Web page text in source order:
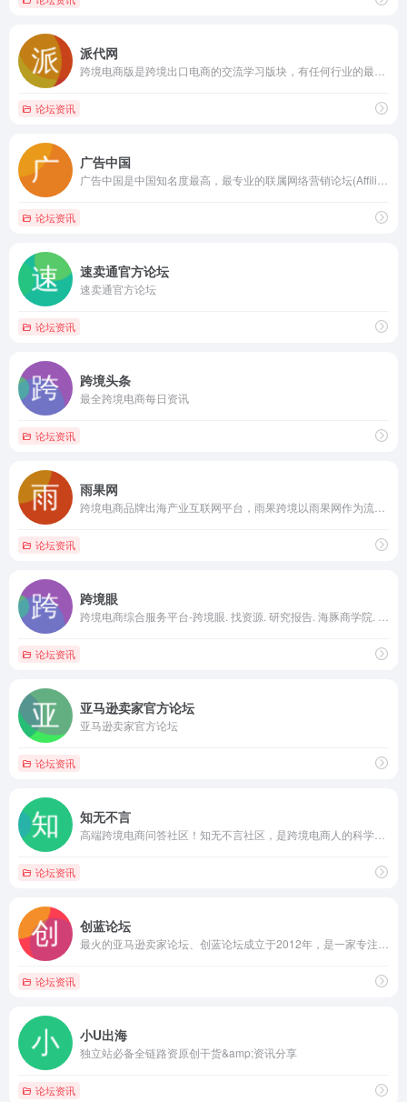
派代网
论坛资讯
广告中国
论坛资讯
速卖通官方论坛
速卖通官方论坛
论坛资讯
跨境头条
最全跨境电商每日资讯
论坛资讯
雨果网
论坛资讯
跨境眼
论坛资讯
亚马逊卖家官方论坛
亚马逊卖家官方论坛
论坛资讯
知无不言
论坛资讯
创蓝论坛
论坛资讯
小U出海
独立站必备全链路资原创干货&amp;资讯分享
论坛资讯